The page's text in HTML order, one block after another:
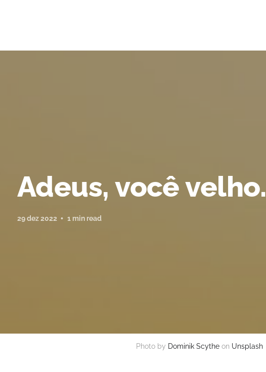
Adeus, você velho.
29 dez 2022 1 min read
Photo by Dominik Scytheon Unsplash